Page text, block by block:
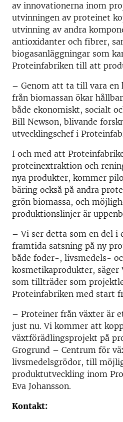
av innovationerna inom
utvinningen av proteinet
utvinning av andra
antioxidanter och fibrer,
biogasanläggningar som
Proteinfabriken till att
– Genom att ta till vara en
från biomassan ökar
både ekonomiskt, socialt
Bill Newson, blivande
utvecklingschef i
I och med att
proteinextraktion och
nya produkter, kommer
bäring också på andra
grön biomassa, och
produktionslinjer är
– Vi ser detta som en del i
framtida satsning på ny
både foder-, livsmedels-
kosmetikaprodukter, säger
som tillträder som
Proteinfabriken med start
– Proteiner från växter är
just nu. Vi kommer att
växtförädlingsprojekt på
Grogrund – Centrum för
livsmedelsgrödor, till
produktutveckling inom
Eva Johansson.
Kontakt: